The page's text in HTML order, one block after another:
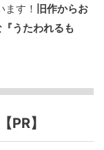
す！ 旧作からお
うたわれるも
PR】